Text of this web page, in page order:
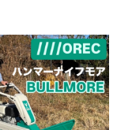
shopping/2
いちばん小さなトラ
トラ...